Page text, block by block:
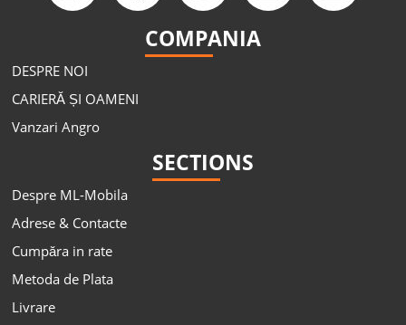
COMPANIA
DESPRE NOI
CARIERĂ ȘI OAMENI
Vanzari Angro
SECTIONS
Despre ML-Mobila
Adrese & Contacte
Cumpăra in rate
Metoda de Plata
Livrare